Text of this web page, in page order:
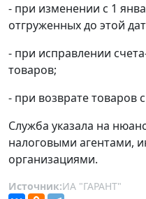
- при изменении с 1
отгруженных до этой
- при исправлении
товаров;
- при возврате товаров
Служба указала на
налоговыми агентами,
организациями.
Источник:ИА "ГАРАНТ"